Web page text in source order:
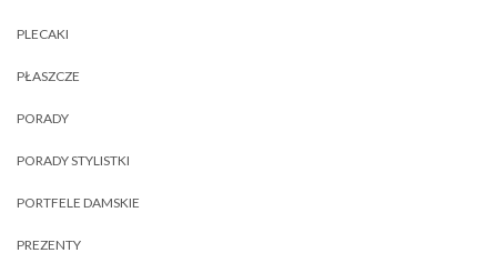
PLECAKI
PŁASZCZE
PORADY
PORADY STYLISTKI
PORTFELE DAMSKIE
PREZENTY